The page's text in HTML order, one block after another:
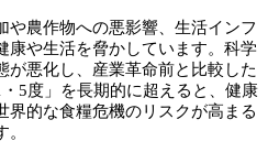
農作物への悪影響、生活インフ
康や生活を脅かしています。科学
が悪化し、産業革命前と比較した
5度」を長期的に超えると、健康
界的な食糧危機のリスクが高まる